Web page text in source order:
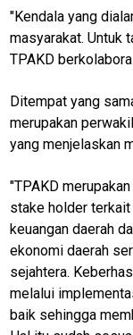
"Kendala yang
masyarakat. Untuk
TPAKD
Ditempat yang
merupakan
yang menjelaskan
"TPAKD
stake holder
keuangan daerah
ekonomi daerah
sejahtera.
melalui
baik sehingga
Guide
Money
Real
Gadget
Guide
Cat
Food
Lifestyle
Review
Pinjol
SourceCode